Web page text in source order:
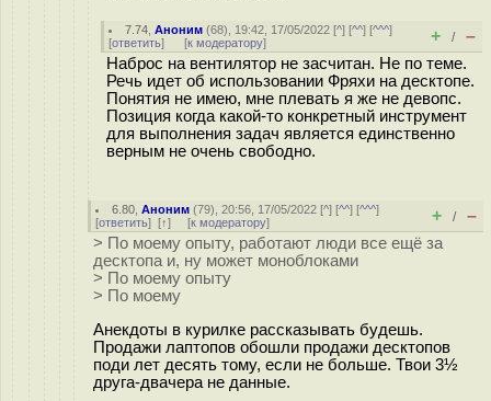
7.74 ,Аноним (68), 19:42, 17/05/2022 [^] [^^] [^^^]
[ответить] [к модератору] + / –
Наброс на вентилятор не засчитан. Не по теме.
Речь идет об использовании Фряхи на десктопе.
Понятия не имею, мне плевать я же не девопс.
Позиция когда какой-то конкретный инструмент
для выполнения задач является единственно
верным не очень свободно.
6.80 ,Аноним (79), 20:56, 17/05/2022 [^] [^^] [^^^]
[ответить] [↑] [к модератору] + / –
> По моему опыту, работают люди все ещё за
десктопа и, ну может моноблоками
> По моему опыту
> По моему
Анекдоты в курилке рассказывать будешь.
Продажи лаптопов обошли продажи десктопов
поди лет десять тому, если не больше. Твои 3½
друга-двачера не данные.